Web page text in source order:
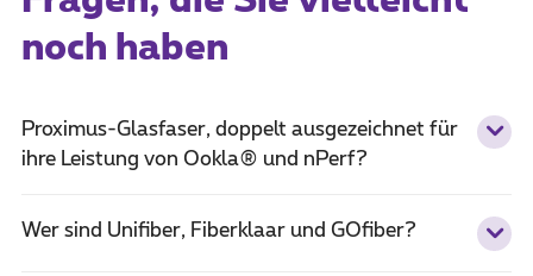
noch haben
Proximus-Glasfaser, doppelt ausgezeichnet für
ihre Leistung von Ookla® und nPerf?
Wer sind Unifiber, Fiberklaar und GOfiber?